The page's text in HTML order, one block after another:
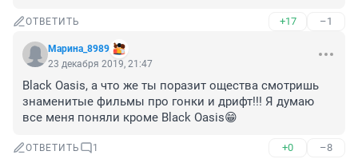
ОТВЕТИТЬ +17 –1
Марина_8989
23 декабря 2019, 21:47
Black Oasis, а что же ты поразит ощества смотришь
знаменитые фильмы про гонки и дрифт!!! Я думаю
все меня поняли кроме Black Oasis😁
ОТВЕТИТЬ 1 +0 –8